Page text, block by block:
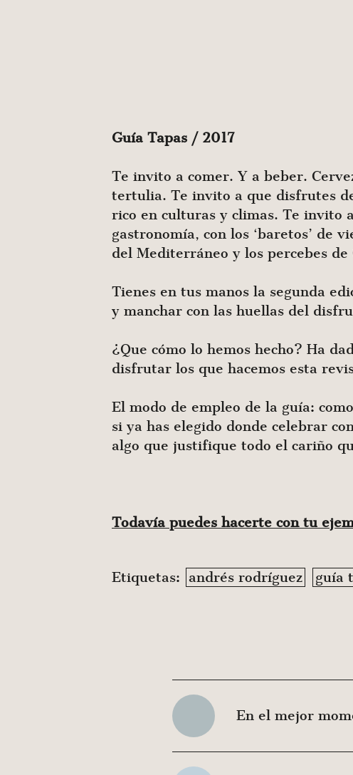
Guía Tapas / 2017
Te invito a comer. Y a beber.
tertulia. Te invito a que disfrutes
rico en cultu­ras y climas. Te invito
gastronomía, con los ‘baretos’ de
del Mediterráneo y los per­cebes de
Tienes en tus manos la segunda
y manchar con las huellas del
¿Que cómo lo hemos hecho? Ha
disfrutar los que hacemos esta
El modo de empleo de la guía:
si ya has elegido donde celebrar
algo que justifique todo el cariño
Todavía puedes hacerte con tu
Etiquetas: andrés rodríguez guía
En el mejor